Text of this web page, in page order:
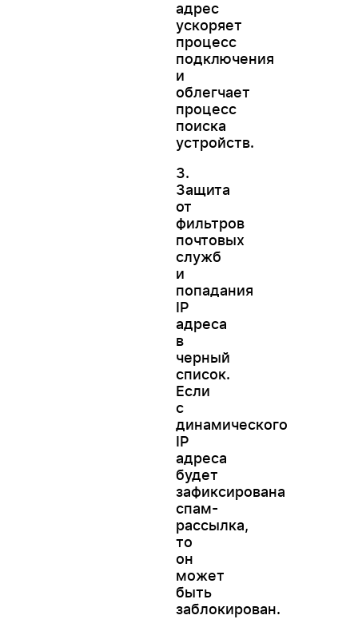
адрес
ускоряет
процесс
подключения
и
облегчает
процесс
поиска
устройств.
3.
Защита
от
фильтров
почтовых
служб
и
попадания
IP
адреса
в
черный
список.
Если
с
динамического
IP
адреса
будет
зафиксирована
спам-
рассылка,
то
он
может
быть
заблокирован.